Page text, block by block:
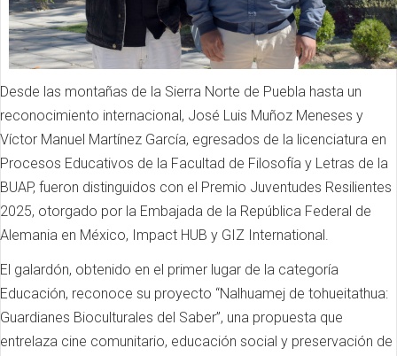
Desde las montañas de la Sierra Norte de Puebla hasta un
reconocimiento internacional, José Luis Muñoz Meneses y
Víctor Manuel Martínez García, egresados de la licenciatura en
Procesos Educativos de la Facultad de Filosofía y Letras de la
BUAP, fueron distinguidos con el Premio Juventudes Resilientes
2025, otorgado por la Embajada de la República Federal de
Alemania en México, Impact HUB y GIZ International.
El galardón, obtenido en el primer lugar de la categoría
Educación, reconoce su proyecto “Nalhuamej de tohueitathua:
Guardianes Bioculturales del Saber”, una propuesta que
entrelaza cine comunitario, educación social y preservación de